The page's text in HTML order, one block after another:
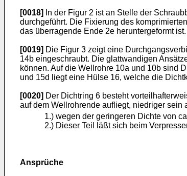
[0018]
In der Figur 2 ist an Stelle der
durchgeführt. Die Fixierung des
das überragende Ende 2e heruntergeformt
[0019] Die Figur 3 zeigt eine
14b eingeschraubt. Die glattwandigen
können. Auf die Wellrohre 10a und 10b sind
und 15d liegt eine Hülse 16, welche die
[0020] Der Dichtring 6 besteht
auf dem Wellrohrende aufliegt, niedriger sein
1.) wegen der geringeren Dichte von
2.) Dieser Teil läßt sich beim
Ansprüche